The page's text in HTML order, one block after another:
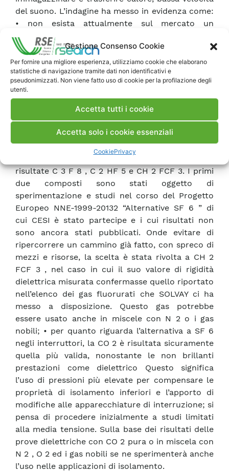
Gestione Consenso Cookie
Per fornire una migliore esperienza, utilizziamo cookie che elaborano
statistiche di navigazione tramite dati non identificativi e
pseudonimizzati. Non viene fatto uso di cookie per la profilazione degli
utenti.
Accetta tutti i cookie
Accetta solo i cookie essenziali
CookiePrivacy
del suono. L’indagine ha messo in evidenza come:
• non esista attualmente sul mercato un
composto gassoso adatto ad entrambe le
applicazioni, senza comportare grosse modifiche
al progetto delle apparecchiature esistenti; • per
le sole applicazioni di isolamento dielettrico i
composti che offrono prestazioni simili a quelle
di SF 6 sono gas contenenti il fluoro, quali PFC
ed HFC. Questi composti, anche se
ambientalmente meno impattanti di SF 6 , hanno
problemi analoghi a SF 6 quando si esaminano i
prodotti di decomposizione e la loro tossicità.
risultate C 3 F 8 , C 2 HF 5 e CH 2 FCF 3. I primi
due composti sono stati oggetto di
sperimentazione e studi nel corso del Progetto
Europeo NNE-1999-20132 “Alternative SF 6 ” di
cui CESI è stato partecipe e i cui risultati non
sono ancora stati pubblicati. Onde evitare di
ripercorrere un cammino già fatto, con spreco di
mezzi e risorse, la scelta è stata rivolta a CH 2
FCF 3 , nel caso in cui il suo valore di rigidità
dielettrica misurata confermasse quello riportato
nell’elenco dei gas fluorurati che SOLVAY ci ha
messo a disposizione. Questo gas potrebbe
essere usato anche in miscele con N 2 o i gas
nobili; • per quanto riguarda l’alternativa a SF 6
negli interruttori, la CO 2 è risultata sicuramente
quella più valida, nonostante le non brillanti
prestazioni come dielettrico Questo significa
l’uso di pressioni più elevate per compensare le
proprietà di isolamento inferiori e l’apporto di
modifiche alle apparecchiature di interruzione; si
pensa di procedere inizialmente a studi limitati
alla media tensione. Sulla base dei risultati delle
prove dielettriche con CO 2 pura o in miscela con
N 2 , O 2 ed i gas nobili se ne sperimenterà anche
l’uso nelle applicazioni di isolamento.